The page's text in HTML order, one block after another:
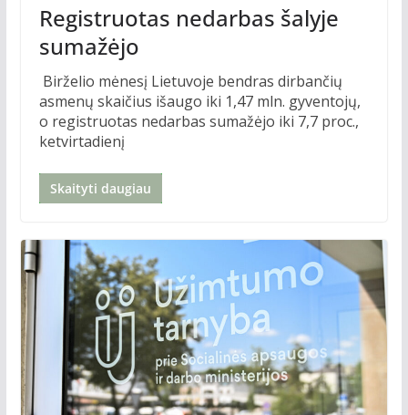
Registruotas nedarbas šalyje
sumažėjo
Birželio mėnesį Lietuvoje bendras dirbančių
asmenų skaičius išaugo iki 1,47 mln. gyventojų,
o registruotas nedarbas sumažėjo iki 7,7 proc.,
ketvirtadienį
Skaityti daugiau